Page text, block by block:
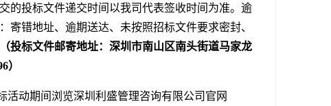
的投标文件递交时间以我司代表签收时间为准。逾
错地址、逾期送达、未按照招标文件要求密封、
（投标文件邮寄地址：深圳市南山区南头街道马家龙
）
动期间浏览深圳利盛管理咨询有限公司官网